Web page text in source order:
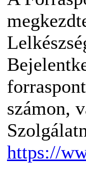
számon,
https://